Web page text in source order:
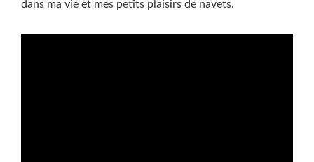
dans ma vie et mes petits plaisirs de navets.